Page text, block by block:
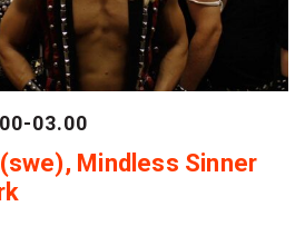
03.00
Mindless Sinner